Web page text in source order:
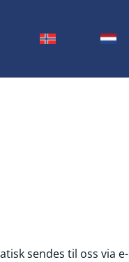
sendes til oss via e-